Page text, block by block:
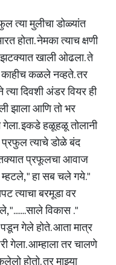
त्या मुलीचा डोळ्यांत
होता. नेमका त्याच क्षणी
खाली ओढला. ते
कळले नव्हते. तर
दिवशी अंडर वियर ही
झाला आणि तो भर
इकडे हळूहळू तोलानी
प्रफुल त्याचे डोळे बंद
प्रफूलचा आवाज
" हा सब चले गये."
त्याचा बरमूडा वर
".......साले विकास ."
गेले होते. आता मात्र
गेला. आम्हाला तर चालणे